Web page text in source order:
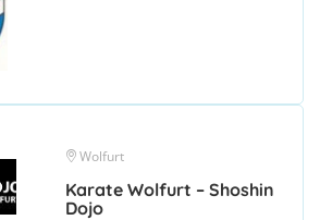
Wolfurt
Karate Wolfurt – Shoshin
Dojo